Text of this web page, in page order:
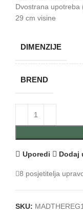
Dvostrana upotreba
29 cm visine
DIMENZIJE
BREND
Uporedi Dodaj
8 posjetitelja
SKU: